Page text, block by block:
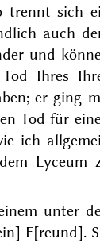
trennt sich
auch
und
Tod Ihres
er ging
Tod für
ich
Lyceum
unter
F[reund].